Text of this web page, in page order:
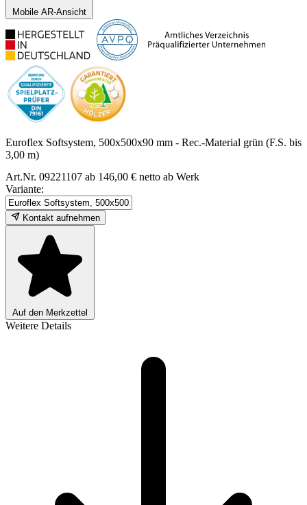
Mobile AR-Ansicht
Euroflex Softsystem, 500x500x90 mm - Rec.-Material grün (F.S. bis
3,00 m)
Art.Nr. 09221107 ab 146,00 € netto ab Werk
Variante:
Kontakt aufnehmen
Auf den Merkzettel
Weitere Details